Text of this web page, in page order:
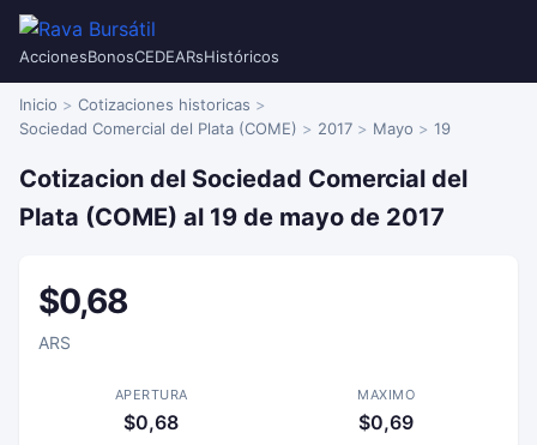
AccionesBonosCEDEARsHistóricos
Inicio
Cotizaciones historicas
Sociedad Comercial del Plata (COME)
2017 Mayo 19
Cotizacion del Sociedad Comercial del
Plata (COME) al 19 de mayo de 2017
$0,68
ARS
APERTURA
$0,68
MAXIMO
$0,69